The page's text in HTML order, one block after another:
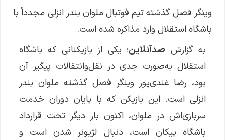
وینگر فصل گذشته تیم فوتبال ملوان بندر انزلی مجدداً با
باشگاه استقلال وارد مذاکره شده است.
به گزارش صدآنلاین؛ یکی از بازیکنانی که باشگاه
استقلال به‌صورت جدی در نقل‌وانتقالات پیگیر آن
بود، رضا غندی‌پور وینگر فصل گذشته ملوان بندر
انزلی است. این بازیکن که با پایان دوران خدمت
سربازی‌اش در ملوان، اکنون بار دیگر تحت قرارداد
باشگاه پیکان است، دنبال لژیونر شدن است و